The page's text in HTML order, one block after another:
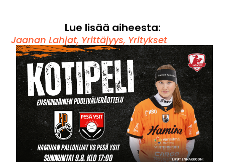
Lue lisää aiheesta:
Jaanan Lahjat, Yrittäjyys, Yritykset